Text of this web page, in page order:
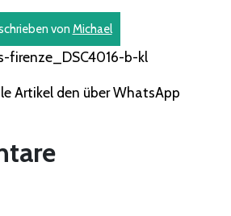
von Michael